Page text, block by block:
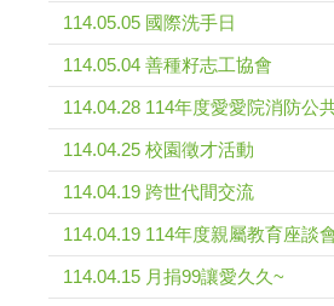
114.05.05 國際洗手日
114.05.04 善種籽志工協會
114.04.28 114年度愛愛院消防公
114.04.25 校園徵才活動
114.04.19 跨世代間交流
114.04.19 114年度親屬教育座談
114.04.15 月捐99讓愛久久~